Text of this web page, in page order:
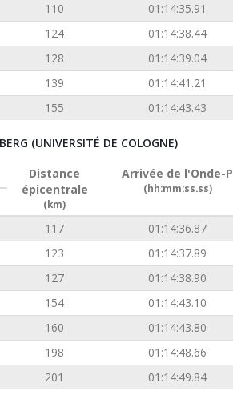
110 01:14:35.91
124 01:14:38.44
128 01:14:39.04
139 01:14:41.21
155 01:14:43.43
(UNIVERSITÉ DE COLOGNE)
Distance
épicentrale
(km)
Arrivée de l'Onde-P
(hh:mm:ss.ss)
117 01:14:36.87
123 01:14:37.89
127 01:14:38.90
154 01:14:43.10
160 01:14:43.80
198 01:14:48.66
201 01:14:49.84